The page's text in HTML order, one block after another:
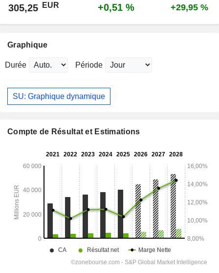
305,25 EUR +0,51 % +29,95 %
Graphique
Durée Période
SU: Graphique dynamique
Compte de Résultat et Estimations